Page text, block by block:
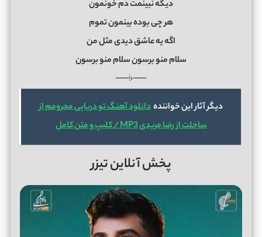
دﻳﮕﻪ ﻧﺒﻴﻨﻤﺖ دم ﺧﻮﻧﻤﻮن
ﻫﺮ ﭼﻰ ﺑﻮده ﺑﻴﻨﻤﻮن ﺗﻤﻮم
اﮔﻪ ﻳﻪ ﻋﺎﺷﻖ دﻳﺪی ﻣﺜﻞ ﻣﻦ
ﺳﻠﺎم ﻣﻨﻮ ﺑﺮﺳﻮن ﺳﻠﺎم ﻣﻨﻮ ﺑﺮﺳﻮن
──♭──
دیگر آثار این خوانندهدانلود آهنگ تو دریایی محرومم از
ساحلت از رضا مریدی MP3 / کلیپ و متن کامل
پخش آنلاین تیزر